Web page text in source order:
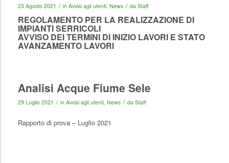
23 Agosto 2021 / in Avvisi agli utenti, News / da Staff
REGOLAMENTO PER LA REALIZZAZIONE DI
IMPIANTI SERRICOLI
AVVISO DEI TERMINI DI INIZIO LAVORI E STATO
AVANZAMENTO LAVORI
Analisi Acque Fiume Sele
29 Luglio 2021 / in Avvisi agli utenti, News / da Staff
Rapporto di prova – Luglio 2021